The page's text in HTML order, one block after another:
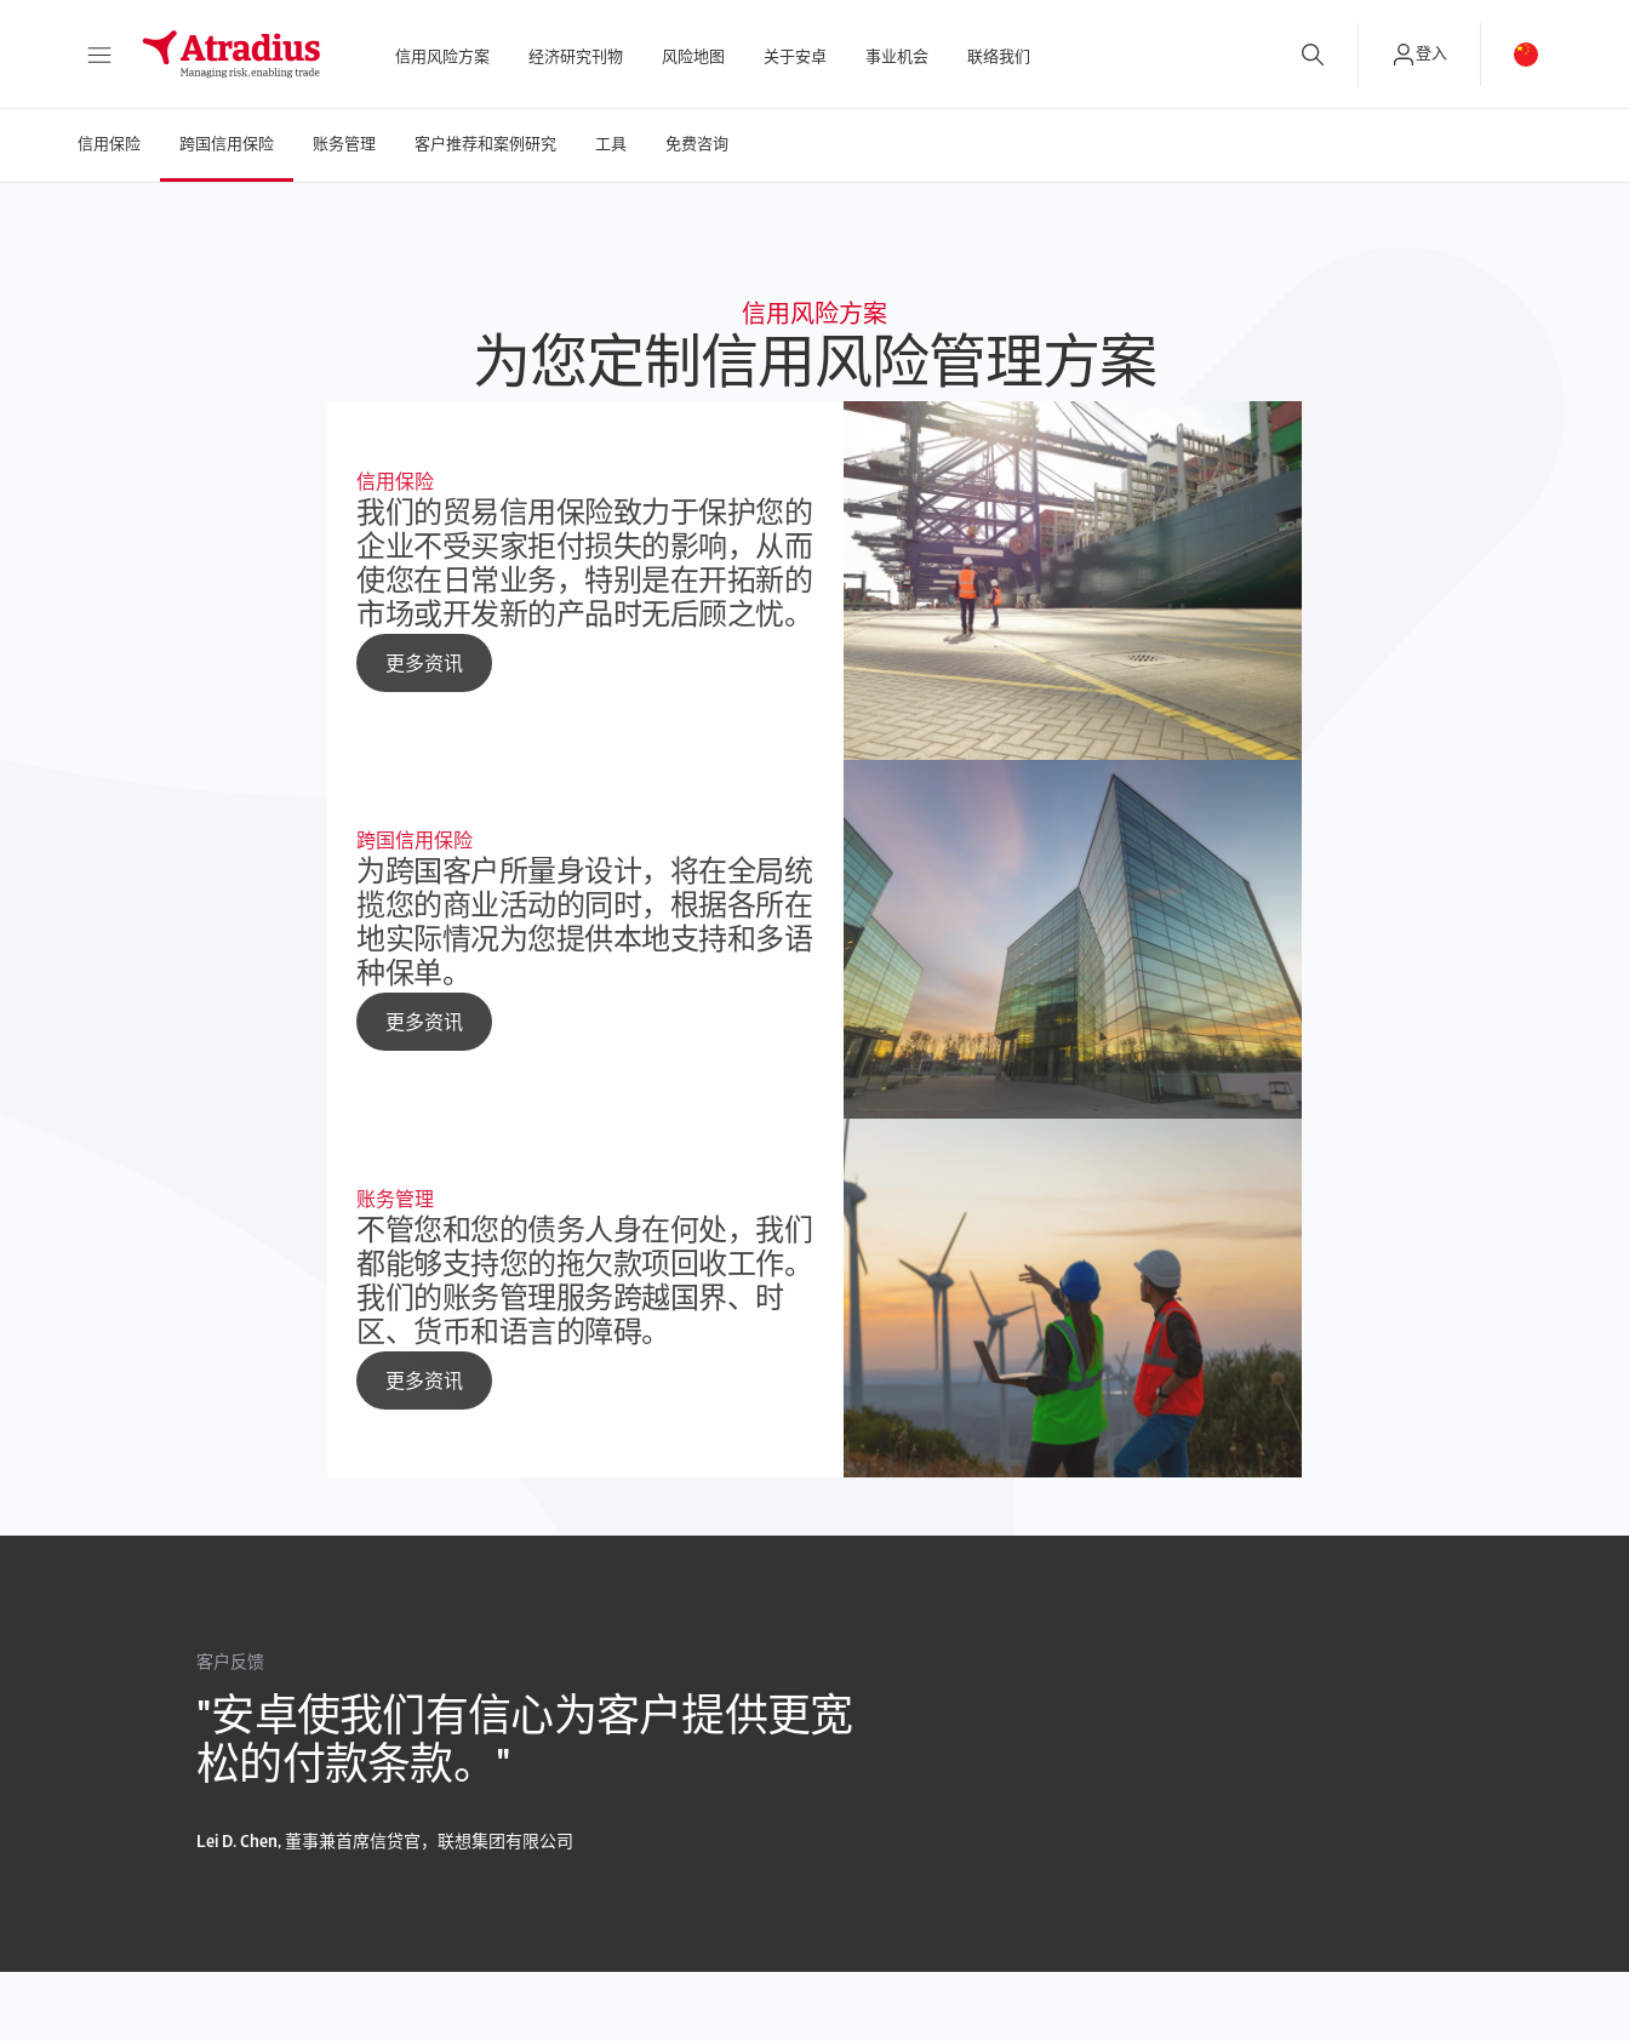
信用风险方案 经济研究刊物 风险地图 关于安卓 事业机会 联络我们 登入
信用保险 跨国信用保险 账务管理 客户推荐和案例研究 工具 免费咨询
信用风险方案
为您定制信用风险管理方案
信用保险
我们的贸易信用保险致力于保护您的
企业不受买家拒付损失的影响，从而
使您在日常业务，特别是在开拓新的
市场或开发新的产品时无后顾之忧。
更多资讯
跨国信用保险
为跨国客户所量身设计，将在全局统
揽您的商业活动的同时，根据各所在
地实际情况为您提供本地支持和多语
种保单。
更多资讯
账务管理
不管您和您的债务人身在何处，我们
都能够支持您的拖欠款项回收工作。
我们的账务管理服务跨越国界、时
区、货币和语言的障碍。
更多资讯
客户反馈
"安卓使我们有信心为客户提供更宽
松的付款条款。"
Lei D. Chen, 董事兼首席信贷官，联想集团有限公司